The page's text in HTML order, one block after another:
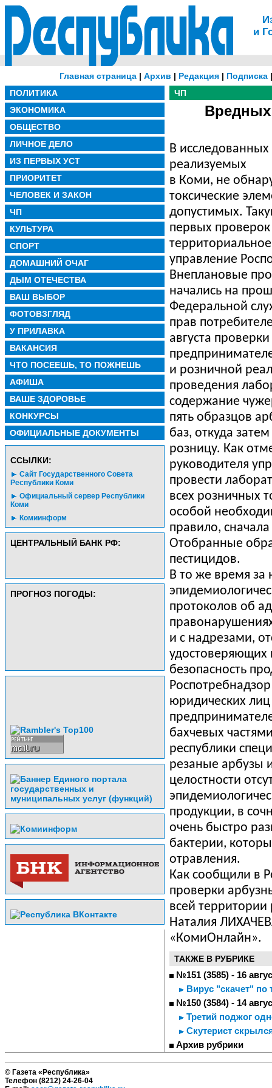
и
Главная страница | Архив | Редакция | Подписка
ПОЛИТИКА
ЭКОНОМИКА
ОБЩЕСТВО
ЛИЧНОЕ ДЕЛО
ИЗ ПЕРВЫХ УСТ
ПРИОРИТЕТ
ЧЕЛОВЕК И ЗАКОН
ЧП
КУЛЬТУРА
СПОРТ
ДОМАШНИЙ ОЧАГ
ДЫМ ОТЕЧЕСТВА
ВАШ ВЫБОР
ФОТОВЗГЛЯД
У ПРИЛАВКА
ВАКАНСИЯ
ЧТО ПОСЕЕШЬ, ТО ПОЖНЕШЬ
АФИША
ВАШЕ ЗДОРОВЬЕ
КОНКУРСЫ
ОФИЦИАЛЬНЫЕ ДОКУМЕНТЫ
CСЫЛКИ:
Сайт Государственного Совета
Республики Коми
Официальный сервер Республики
Коми
Комиинформ
ЦЕНТРАЛЬНЫЙ БАНК РФ:
ПРОГНОЗ ПОГОДЫ:
ЧП
Вредных
В исследованных
реализуемых
в Коми, не
токсические
допустимых.
первых
территориальное
управление
Внеплановые
начались на
Федеральной
прав
августа
и розничной
проведения
содержание
пять образцов
баз, откуда
розницу. Как
руководителя
провести
всех розничных
особой
правило,
Отобранные
пестицидов.
В то же время за
протоколов об
и с надрезами,
удостоверяющих
безопасность
юридических
бахчевых
республики
резаные арбузы
целостности
продукции, в
очень быстро
бактерии,
отравления.
Как сообщили в
проверки
всей территории
Наталия
«КомиОнлайн».
ТАКЖЕ В РУБРИКЕ
№151 (3585) - 16
Вирус "скачет" по
№150 (3584) - 14
Третий поджог
Скутерист
Архив рубрики
© Газета «Республика»
Телефон (8212) 24-26-04